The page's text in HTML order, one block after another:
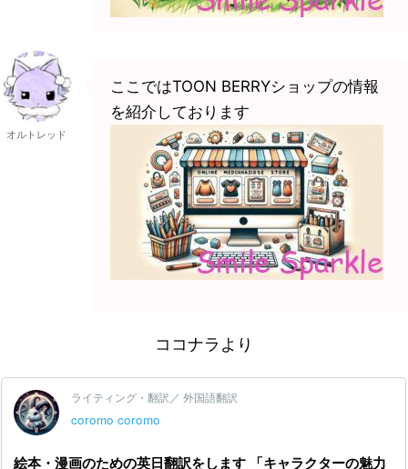
オルトレッド
ここではTOON BERRYショップの情報
を紹介しております
ココナラより